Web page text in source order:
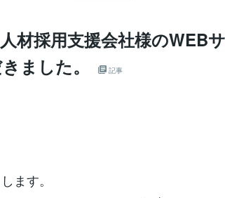
材採用支援会社様のWEB
ました。
記事
ます。